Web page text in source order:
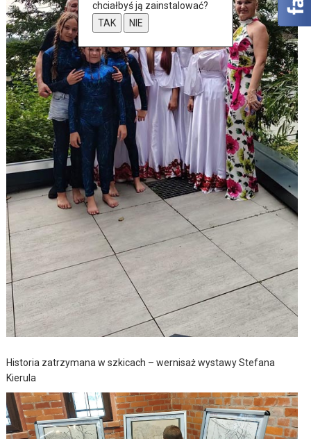
Historia zatrzymana w szkicach – wernisaż wystawy Stefana
Kierula
chciałbyś ją zainstalować?
TAK
NIE